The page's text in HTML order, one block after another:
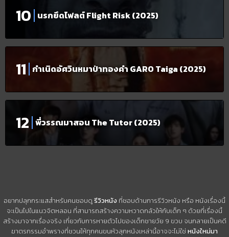
นรกยึดไฟลต์ Flight Risk (2025)
กำเนิดอัศวินหมาป่าทองคำ GARO Taiga (2025)
พี่วรรณมาสอน The Tutor (2025)
อยากปลุกกระแสสำหรับคนชอบดูรีวิวหนัง ที่ชอบด้านการรีวิวหนัง หรือ หนังเรื่องนี้
จะเป็นไปในแนวจิตหลอน ที่สามารถสร้างความหวาดกลัวให้กับเด็ก ๆ ด้วยที่เรื่องนี้
สร้างมาจากเรื่องจริง เกี่ยวกับการหายตัวไปของเด็กชายวัย 9 ขวบ จนกลายเป็นคดี
ฆาตรกรรมอำพรางที่ชวนให้ทุกคนขนหัวลุกหนังเหล่านี้อาจจะไม่ใช่ หนังใหม่มา